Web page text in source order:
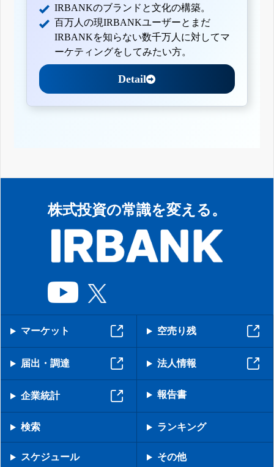
IRBANKのブランドと文化の構築。
百万人の現IRBANKユーザーとまだ
IRBANKを知らない数千万人に対してマ
ーケティングをしてみたい方。
Detail
株式投資の常識を変える。
マーケット 空売り残
届出・調達 法人情報
企業統計 報告書
検索 ランキング
スケジュール その他